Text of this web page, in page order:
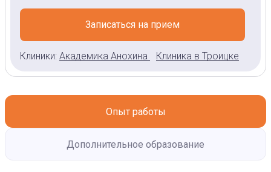
Записаться на прием
Клиники: Академика Анохина Клиника в Троицке
Опыт работы
Дополнительное образование